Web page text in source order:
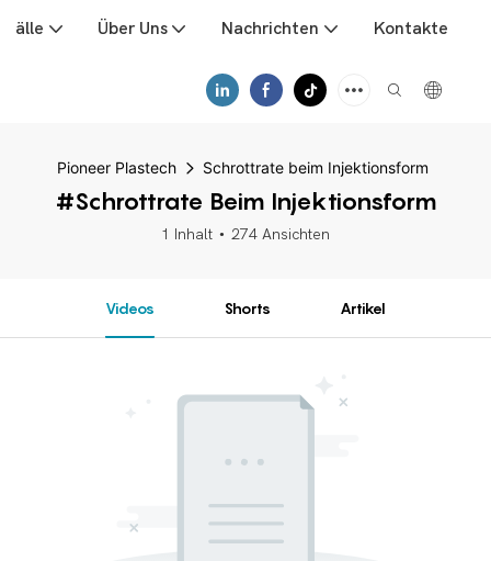
Über Uns Nachrichten Kontakte
Pioneer Plastech Schrottrate beim Injektionsform
#Schrottrate Beim Injektionsform
1 Inhalt 274 Ansichten
Videos Shorts Artikel